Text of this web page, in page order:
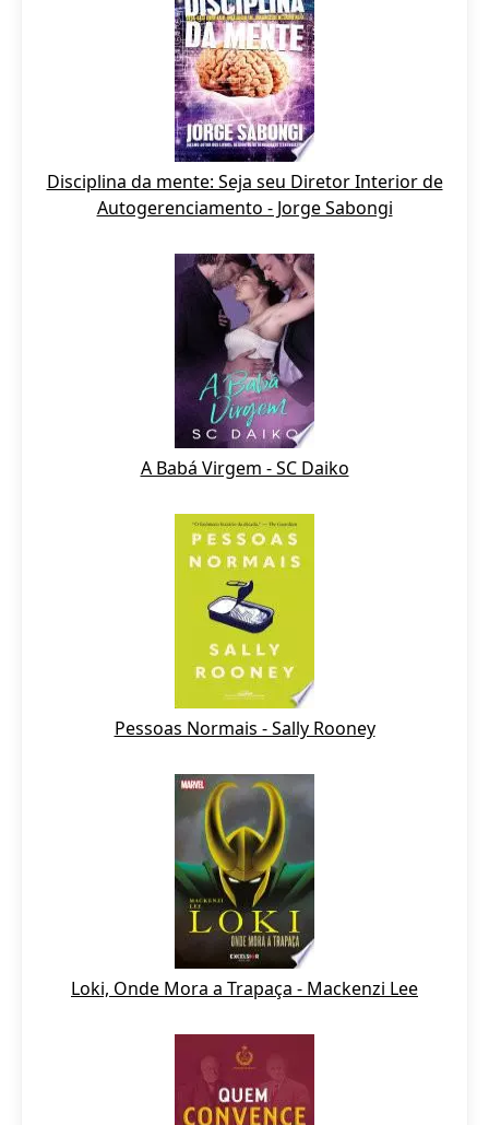
Disciplina da mente: Seja seu Diretor Interior de
Autogerenciamento - Jorge Sabongi
A Babá Virgem - SC Daiko
Pessoas Normais - Sally Rooney
Loki, Onde Mora a Trapaça - Mackenzi Lee